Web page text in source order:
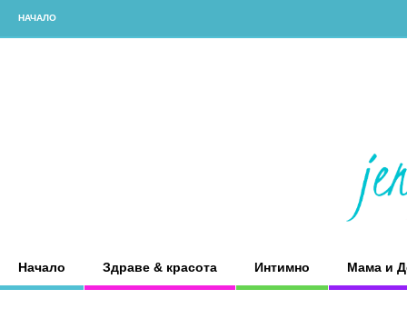
НАЧАЛО
Начало Здраве & красота Интимно Мама и